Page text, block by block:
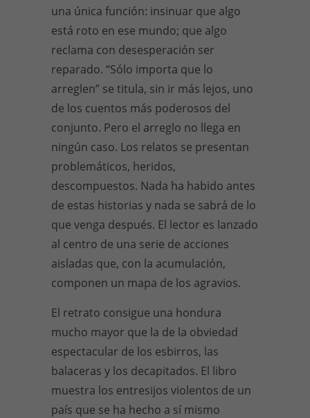
una única función: insinuar que algo
está roto en ese mundo; que algo
reclama con desesperación ser
reparado. “Sólo importa que lo
arreglen” se titula, sin ir más lejos, uno
de los cuentos más poderosos del
conjunto. Pero el arreglo no llega en
ningún caso. Los relatos se presentan
problemáticos, heridos,
descompuestos. Nada ha habido antes
de estas historias y nada se sabrá de lo
que venga después. El lector es lanzado
al centro de una serie de acciones
aisladas que, con la acumulación,
componen un mapa de los agravios.
El retrato consigue una hondura
mucho mayor que la de la obviedad
espectacular de los esbirros, las
balaceras y los decapitados. El libro
muestra los entresijos violentos de un
país que se ha hecho a sí mismo